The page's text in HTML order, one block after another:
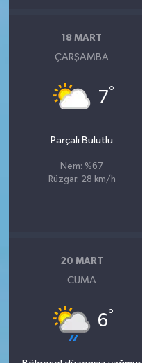
18 MART
ÇARŞAMBA
7°
Parçalı Bulutlu
Nem: %67
Rüzgar: 28 km/h
20 MART
CUMA
6°